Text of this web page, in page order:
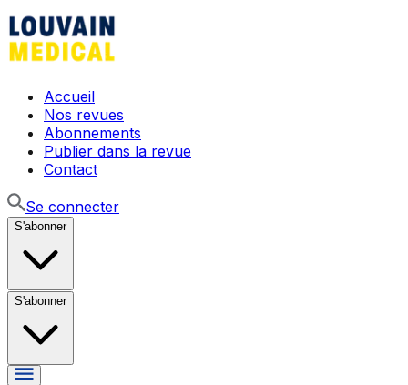
Accueil
Nos revues
Abonnements
Publier dans la revue
Contact
Se connecter
S'abonner
S'abonner